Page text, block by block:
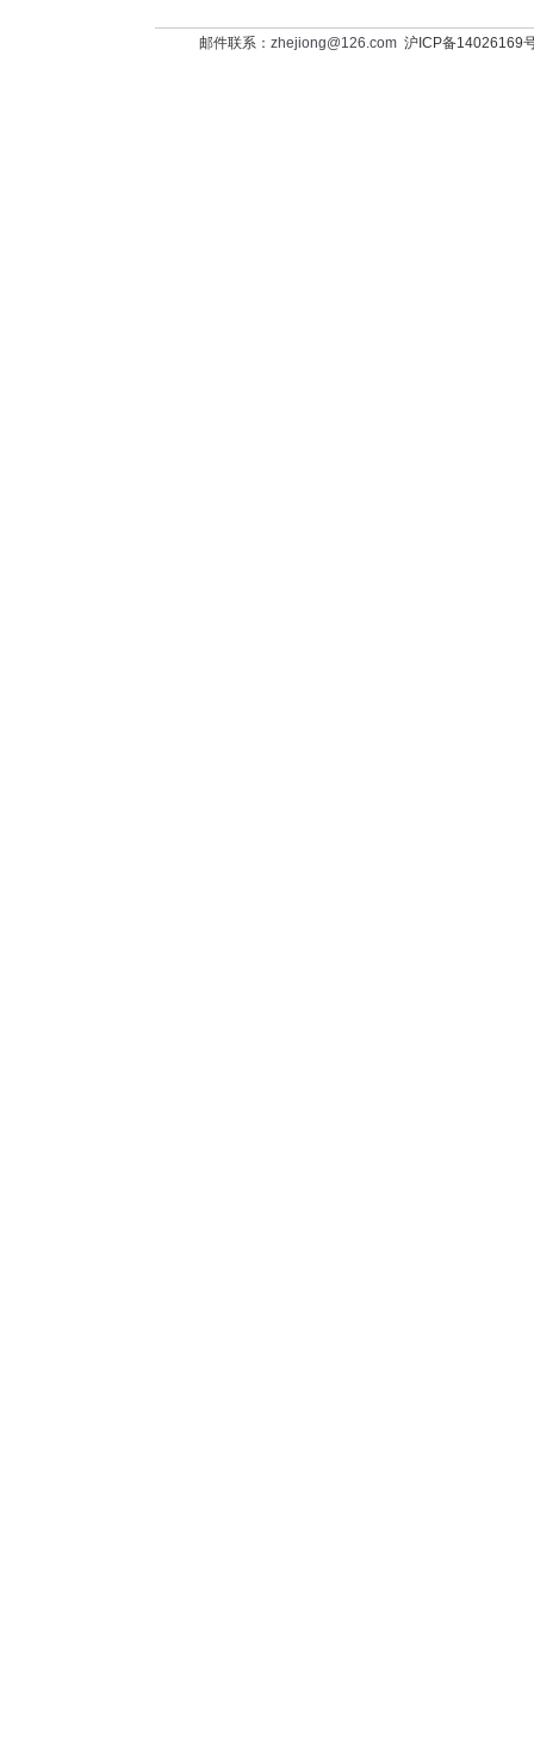
邮件联系： zhejiong@126.com沪ICP备14026169